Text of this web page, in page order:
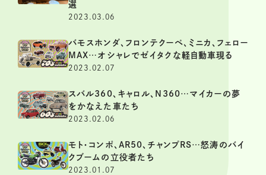
選
2023.03.06
バモスホンダ、フロンテクーペ、ミニカ、フェロー
MAX…オシャレでゼイタクな軽自動車現る
2023.02.07
スバル360、キャロル、N360…マイカーの夢
をかなえた車たち
2023.02.06
モト・コンポ、AR50、チャンプRS…怒涛のバイ
クブームの立役者たち
2023.01.07